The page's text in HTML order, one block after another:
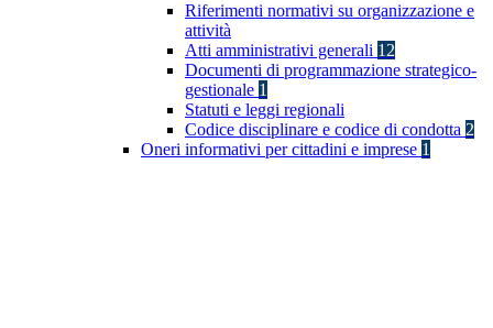
Riferimenti normativi su organizzazione e
attività
Atti amministrativi generali 12
Documenti di programmazione strategico-
gestionale 1
Statuti e leggi regionali
Codice disciplinare e codice di condotta 2
Oneri informativi per cittadini e imprese 1